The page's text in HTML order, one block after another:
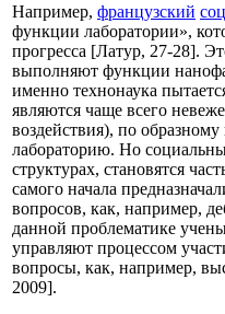
Например, французский
функции лаборатории»,
прогресса [Латур, 27-28].
выполняют функции
именно технонаука
являются чаще всего
воздействия), по
лабораторию. Но
структурах, становятся
самого начала
вопросов, как, например,
данной проблематике
управляют процессом
вопросы, как, например,
2009].